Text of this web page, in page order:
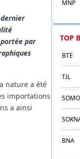
par
nature a été
importations
a ainsi
MNP
TOP
BTE
TJL
BNA